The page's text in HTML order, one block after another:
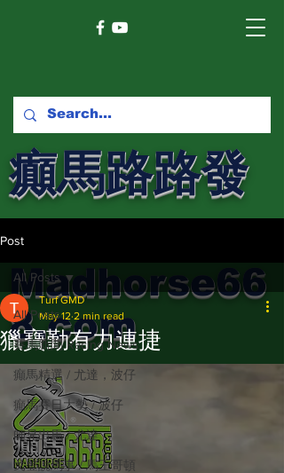
癲馬路路發
馬網
Madhorse66
8.com
Post
All Posts
賽馬新聞 Racing News
癲馬精選 / 尤達，波仔
癲馬賽日大勢 / 波仔
師兄出馬 / 尤達
戈登說馬事 / 馬王哥頓
All Posts
獵寶勤有力連捷
Turf GMD
May 12 2 min read